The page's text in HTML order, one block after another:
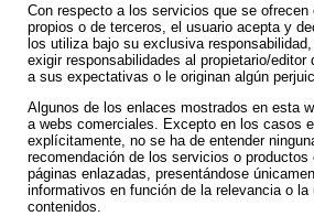
Con respecto a los servicios que se
propios o de terceros, el usuario acepta y
los utiliza bajo su exclusiva
exigir responsabilidades al propietario/editor
a sus expectativas o le originan algún
Algunos de los enlaces mostrados en esta
a webs comerciales. Excepto en los casos
explícitamente, no se ha de entender
recomendación de los servicios o productos
páginas enlazadas, presentándose
informativos en función de la relevancia o la
contenidos.